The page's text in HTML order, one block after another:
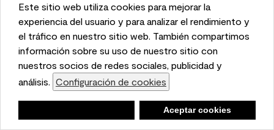
This website uses cookies to enhance user experience
and to analyze performance and traffic on our website.
We also share information about your use of our site
with our social media, advertising, and analytics
partners. Cookie Settings
Accept Cookies
Este sitio web utiliza cookies para mejorar la
experiencia del usuario y para analizar el rendimiento y
el tráfico en nuestro sitio web. También compartimos
información sobre su uso de nuestro sitio con
nuestros socios de redes sociales, publicidad y
análisis. Configuración de cookies
Aceptar cookies
Q: What Aura paint color
should I use in north facing
entryway?
1 Answer